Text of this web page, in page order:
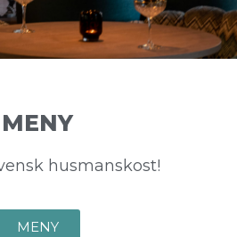
MENY
husmanskost!
MENY